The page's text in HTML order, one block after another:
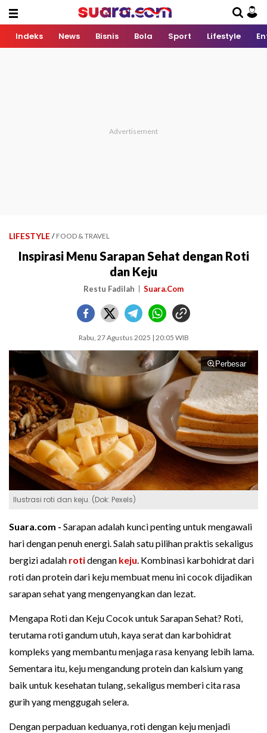
Indeks News Bisnis Bola Sport Lifestyle
LIFESTYLE / FOOD & TRAVEL
Inspirasi Menu Sarapan Sehat dengan Roti
dan Keju
Restu Fadilah Suara.Com
Rabu, 27 Agustus 2025 | 20:05 WIB
Perbesar
Ilustrasi roti dan keju. (Dok: Pexels)
Suara.com - Sarapan adalah kunci penting untuk mengawali
hari dengan penuh energi. Salah satu pilihan praktis sekaligus
bergizi adalah rotidengan keju. Kombinasi karbohidrat dari
roti dan protein dari keju membuat menu ini cocok dijadikan
sarapan sehat yang mengenyangkan dan lezat.
Mengapa Roti dan Keju Cocok untuk Sarapan Sehat? Roti,
terutama roti gandum utuh, kaya serat dan karbohidrat
kompleks yang membantu menjaga rasa kenyang lebih lama.
Sementara itu, keju mengandung protein dan kalsium yang
baik untuk kesehatan tulang, sekaligus memberi cita rasa
gurih yang menggugah selera.
Dengan perpaduan keduanya, roti dengan keju menjadi